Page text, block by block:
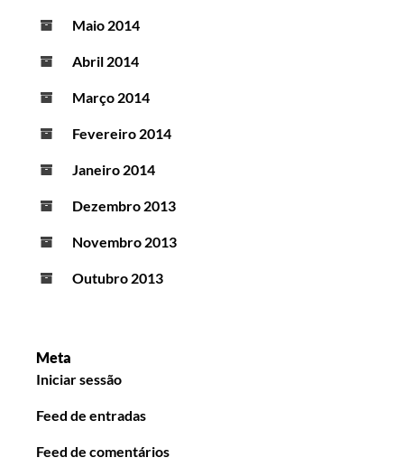
Maio 2014
Abril 2014
Março 2014
Fevereiro 2014
Janeiro 2014
Dezembro 2013
Novembro 2013
Outubro 2013
Meta
Iniciar sessão
Feed de entradas
Feed de comentários